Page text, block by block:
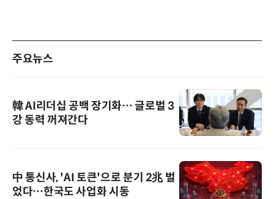
주요뉴스
韓 AI리더십 공백 장기화… 글로벌 3
강 동력 꺼져간다
中 통신사, 'AI 토큰'으로 분기 2兆 벌
었다…한국도 사업화 시동